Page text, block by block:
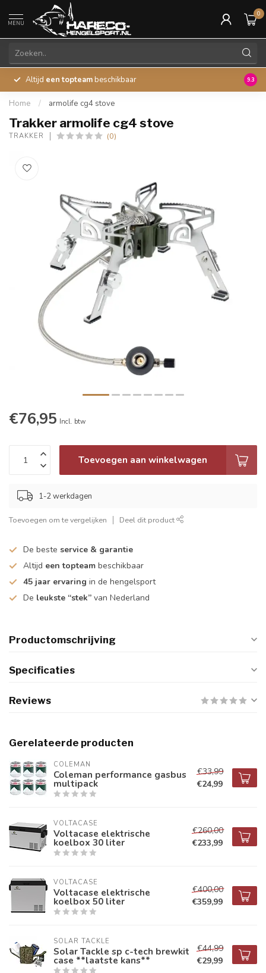
MENU
0
Altijd een topteam beschikbaar 45
9.3
Home / armolife cg4 stove
Trakker armolife cg4 stove
TRAKKER (0)
€76,95 Incl. btw
Toevoegen aan winkelwagen
1-2 werkdagen
Toevoegen om te vergelijken Deel dit product
De beste service & garantie
Altijd een topteam beschikbaar
45 jaar ervaring in de hengelsport
De leukste “stek” van Nederland
Productomschrijving
Specificaties
Reviews
Gerelateerde producten
COLEMAN
Coleman performance gasbus
multipack
€33,99
€24,99
VOLTACASE
Voltacase elektrische
koelbox 30 liter
€260,00
€233,99
VOLTACASE
Voltacase elektrische
koelbox 50 liter
€400,00
€359,99
SOLAR TACKLE
Solar Tackle sp c-tech brewkit
case **laatste kans**
€44,99
€29,99